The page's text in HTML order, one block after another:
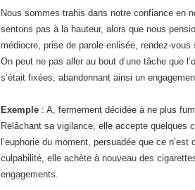
Nous sommes trahis dans notre confiance en
sentons pas à la hauteur, alors que nous
médiocre, prise de parole enlisée, rendez-vous
On peut ne pas aller au bout d’une tâche que
s’était fixées, abandonnant ainsi un
Exemple : A, fermement décidée à ne plus
Relâchant sa vigilance, elle accepte quelques
l’euphorie du moment, persuadée que ce
culpabilité, elle achète à nouveau des
engagements.